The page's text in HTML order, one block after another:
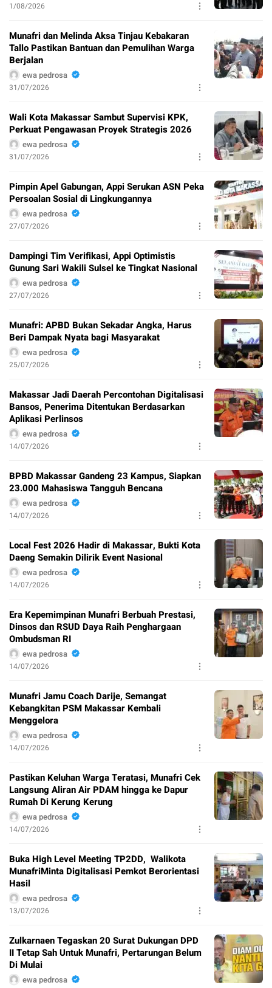
1/08/2026
Munafri dan Melinda Aksa Tinjau Kebakaran
Tallo Pastikan Bantuan dan Pemulihan Warga
Berjalan
ewa pedrosa
31/07/2026
Wali Kota Makassar Sambut Supervisi KPK,
Perkuat Pengawasan Proyek Strategis 2026
ewa pedrosa
31/07/2026
Pimpin Apel Gabungan, Appi Serukan ASN Peka
Persoalan Sosial di Lingkungannya
ewa pedrosa
27/07/2026
Dampingi Tim Verifikasi, Appi Optimistis
Gunung Sari Wakili Sulsel ke Tingkat Nasional
ewa pedrosa
27/07/2026
Munafri: APBD Bukan Sekadar Angka, Harus
Beri Dampak Nyata bagi Masyarakat
ewa pedrosa
25/07/2026
Makassar Jadi Daerah Percontohan Digitalisasi
Bansos, Penerima Ditentukan Berdasarkan
Aplikasi Perlinsos
ewa pedrosa
14/07/2026
BPBD Makassar Gandeng 23 Kampus, Siapkan
23.000 Mahasiswa Tangguh Bencana
ewa pedrosa
14/07/2026
Local Fest 2026 Hadir di Makassar, Bukti Kota
Daeng Semakin Dilirik Event Nasional
ewa pedrosa
14/07/2026
Era Kepemimpinan Munafri Berbuah Prestasi,
Dinsos dan RSUD Daya Raih Penghargaan
Ombudsman RI
ewa pedrosa
14/07/2026
Munafri Jamu Coach Darije, Semangat
Kebangkitan PSM Makassar Kembali
Menggelora
ewa pedrosa
14/07/2026
Pastikan Keluhan Warga Teratasi, Munafri Cek
Langsung Aliran Air PDAM hingga ke Dapur
Rumah Di Kerung Kerung
ewa pedrosa
14/07/2026
Buka High Level Meeting TP2DD, Walikota
MunafriMinta Digitalisasi Pemkot Berorientasi
Hasil
ewa pedrosa
13/07/2026
Zulkarnaen Tegaskan 20 Surat Dukungan DPD
II Tetap Sah Untuk Munafri, Pertarungan Belum
Di Mulai
ewa pedrosa